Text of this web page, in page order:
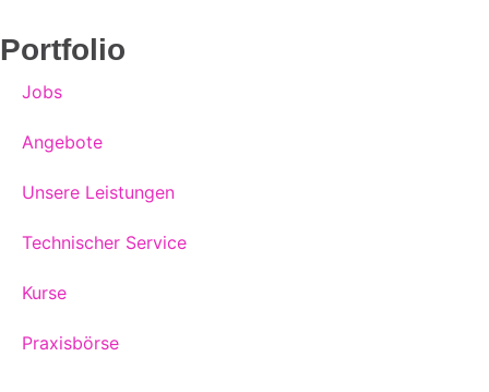
Portfolio
Jobs
Angebote
Unsere Leistungen
Technischer Service
Kurse
Praxisbörse